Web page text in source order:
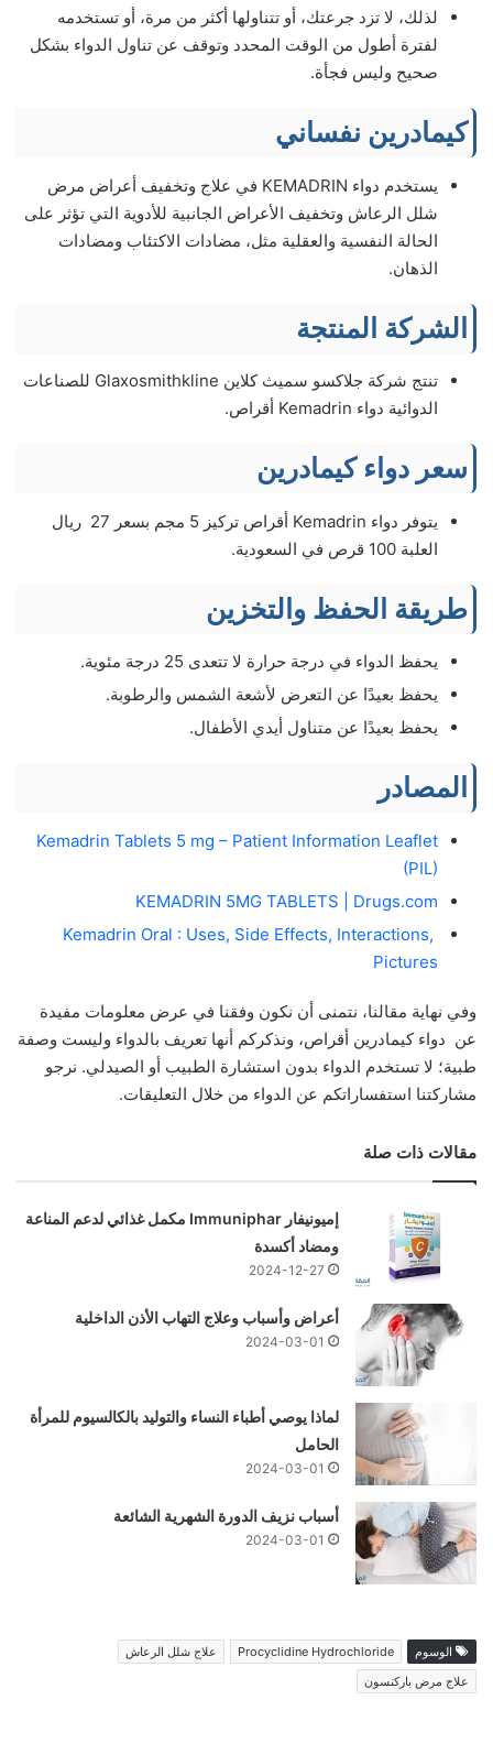
لذلك، لا تزد جرعتك، أو تتناولها أكثر من مرة، أو تستخدمه
لفترة أطول من الوقت المحدد وتوقف عن تناول الدواء بشكل
صحيح وليس فجأة.
كيمادرين نفساني
يستخدم دواء KEMADRIN في علاج وتخفيف أعراض مرض
شلل الرعاش وتخفيف الأعراض الجانبية للأدوية التي تؤثر على
الحالة النفسية والعقلية مثل، مضادات الاكتئاب ومضادات
الذهان.
الشركة المنتجة
تنتج شركة جلاكسو سميث كلاين Glaxosmithkline للصناعات
الدوائية دواء Kemadrin أقراص.
سعر دواء كيمادرين
يتوفر دواء Kemadrin أقراص تركيز 5 مجم بسعر 27 ريال
العلبة 100 قرص في السعودية.
طريقة الحفظ والتخزين
يحفظ الدواء في درجة حرارة لا تتعدى 25 درجة مئوية.
يحفظ بعيدًا عن التعرض لأشعة الشمس والرطوبة.
يحفظ بعيدًا عن متناول أيدي الأطفال.
المصادر
Kemadrin Tablets 5 mg – Patient Information Leaflet
(PIL)
KEMADRIN 5MG TABLETS | Drugs.com
Kemadrin Oral : Uses, Side Effects, Interactions,
Pictures
وفي نهاية مقالنا، نتمنى أن نكون وفقنا في عرض معلومات مفيدة
عن دواء كيمادرين أقراص، ونذكركم أنها تعريف بالدواء وليست وصفة
طبية؛ لا تستخدم الدواء بدون استشارة الطبيب أو الصيدلي. نرجو
مشاركتنا استفساراتكم عن الدواء من خلال التعليقات.
مقالات ذات صلة
إميونيفار Immuniphar مكمل غذائي لدعم المناعة
ومضاد أكسدة
2024-12-27
أعراض وأسباب وعلاج التهاب الأذن الداخلية
2024-03-01
لماذا يوصي أطباء النساء والتوليد بالكالسيوم للمرأة
الحامل
2024-03-01
أسباب نزيف الدورة الشهرية الشائعة
2024-03-01
الوسوم Procyclidine Hydrochloride
علاج شلل الرعاش
علاج مرض باركنسون